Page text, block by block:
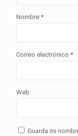
Nombre *
Correo electrónico *
Web
Guarda mi